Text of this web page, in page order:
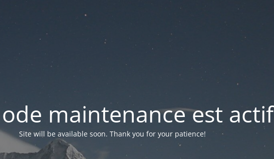
maintenance est actif
Site will be available soon. Thank you for your patience!